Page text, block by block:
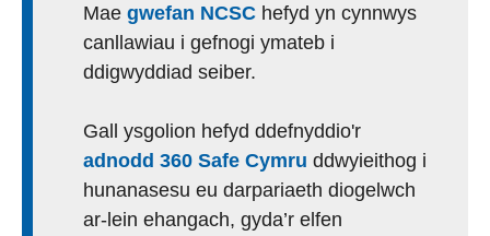
Mae gwefan NCSC hefyd yn cynnwys
canllawiau i gefnogi ymateb i
ddigwyddiad seiber.
Gall ysgolion hefyd ddefnyddio'r
adnodd 360 Safe Cymru ddwyieithog i
hunanasesu eu darpariaeth diogelwch
ar-lein ehangach, gyda’r elfen